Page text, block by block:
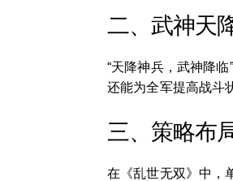
二、武神天
“天降神兵，武神降
还能为全军提高战斗
三、策略布
在《乱世无双》中，